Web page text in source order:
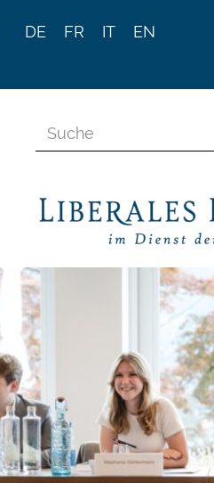
DE FR IT EN